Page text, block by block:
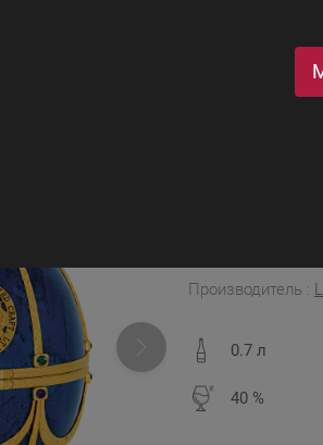
Imperial collection Sapphire (blue) in velvet
Производитель :
0.7 л
40 %